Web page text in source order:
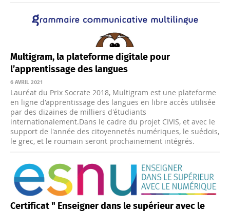
Multigram, la plateforme digitale pour
l’apprentissage des langues
6 AVRIL 2021
Lauréat du Prix Socrate 2018, Multigram est une plateforme
en ligne d'apprentissage des langues en libre accès utilisée
par des dizaines de milliers d'étudiants
internationalement.Dans le cadre du projet CIVIS, et avec le
support de l'année des citoyennetés numériques, le suédois,
le grec, et le roumain seront prochainement intégrés.
Certificat " Enseigner dans le supérieur avec le